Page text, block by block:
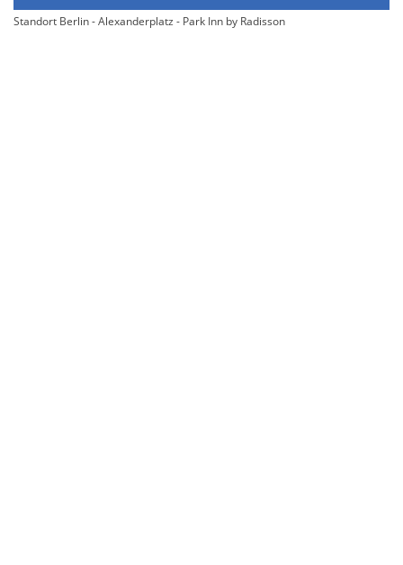
Standort Berlin - Alexanderplatz - Park Inn by Radisson